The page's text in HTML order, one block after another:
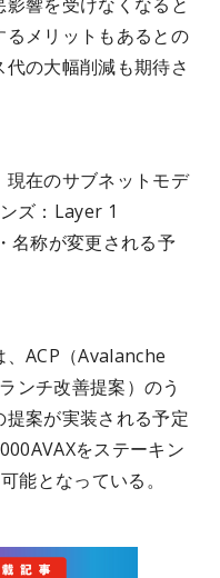
メリットもあるとの
の大幅削減も期待さ
在のサブネットモデ
ズ：Layer 1
名称が変更される予
ACP（Avalanche
ンチ改善提案）のう
案が実装される予定
をステーキン
能となっている。